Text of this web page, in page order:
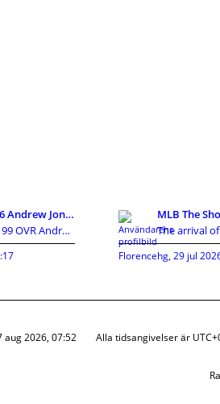
MLB The Show 26 Andrew Jones 99 OVR Card Guide:Att
The arrival of the 99 OVR Andrew Jones card has cr
Florencehg, 29 jul
Alla tidsangivelser är
aug 2026, 07:52